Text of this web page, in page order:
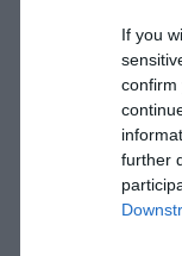
If you
confirm
further
Marzec 2012
Para o średniej
wiekowej
roku życia
Mario
Włochy